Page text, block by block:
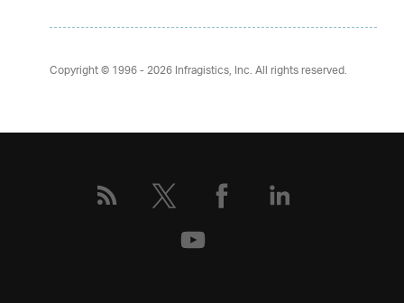
Copyright © 1996 - 2026Infragistics, Inc. All rights reserved.